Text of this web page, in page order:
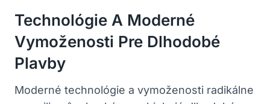
Technológie A Moderné
Vymoženosti Pre Dlhodobé
Plavby
Moderné technológie a‌ vymoženosti radikálne